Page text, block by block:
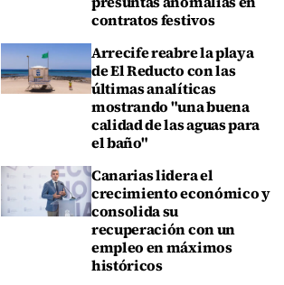
contratos festivos
Arrecife reabre la playa
de El Reducto con las
últimas analíticas
mostrando "una buena
calidad de las aguas para
el baño"
Canarias lidera el
crecimiento económico y
consolida su
recuperación con un
empleo en máximos
históricos